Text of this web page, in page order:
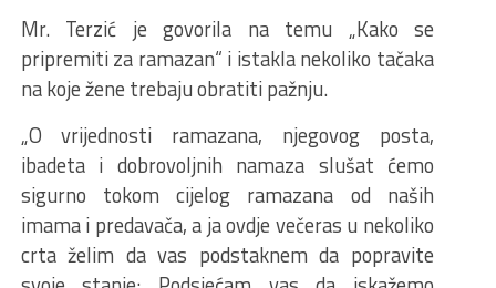
Mr. Terzić je govorila na temu „Kako se
pripremiti za ramazan“ i istakla nekoliko tačaka
na koje žene trebaju obratiti pažnju.
„O vrijednosti ramazana, njegovog posta,
ibadeta i dobrovoljnih namaza slušat ćemo
sigurno tokom cijelog ramazana od naših
imama i predavača, a ja ovdje večeras u nekoliko
crta želim da vas podstaknem da popravite